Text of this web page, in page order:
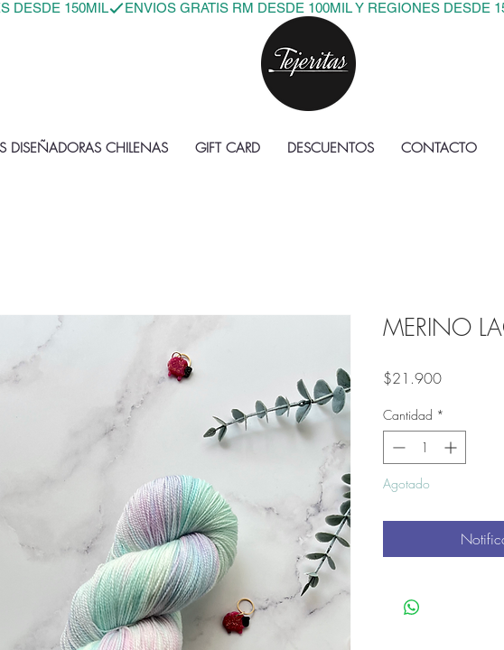
DESDE 150MIL
DISEÑADORAS CHILENAS GIFT CARD DESCUENTOS CONTACTO
MERINO
$21.900Precio
Cantidad *
Agotado